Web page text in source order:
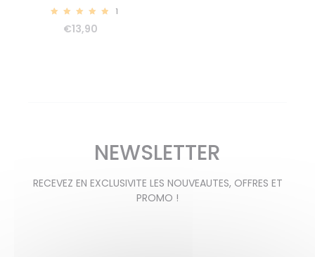
1
€13,90
NEWSLETTER
RECEVEZ EN EXCLUSIVITE LES NOUVEAUTES, OFFRES ET
PROMO !